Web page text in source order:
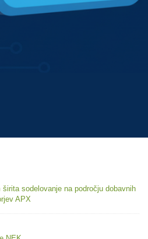
sodelovanje na področju dobavnih
APX